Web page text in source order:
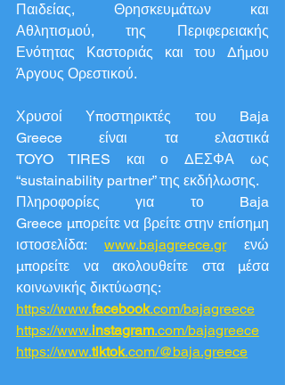
Παιδείας, Θρησκευμάτων και
Αθλητισμού, της Περιφερειακής
Ενότητας Καστοριάς και του Δήμου
Άργους Ορεστικού.
Χρυσοί Υποστηρικτές του Baja
Greece είναι τα ελαστικά
TOYO TIRES και ο ΔΕΣΦΑ ως
“sustainability partner” της εκδήλωσης.
Πληροφορίες για το Baja
Greece μπορείτε να βρείτε στην επίσημη
ιστοσελίδα: www.bajagreece.gr ενώ
μπορείτε να ακολουθείτε στα μέσα
κοινωνικής δικτύωσης:
https://www.facebook.com/bajagreece
https://www.instagram.com/bajagreece
https://www.tiktok.com/@baja.greece